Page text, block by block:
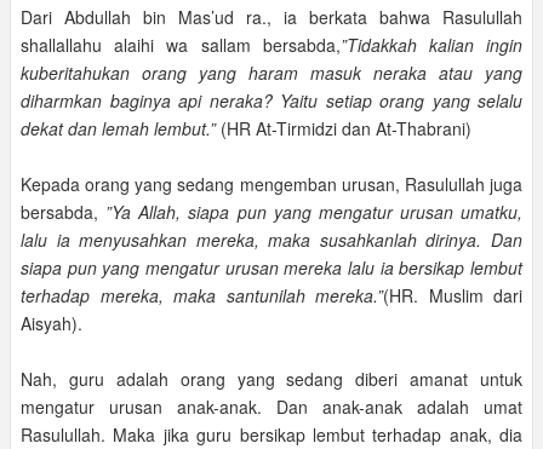
Dari Abdullah bin Mas’ud ra., ia berkata bahwa Rasulullah
shallallahu alaihi wa sallam bersabda,”Tidakkah kalian ingin
kuberitahukan orang yang haram masuk neraka atau yang
diharmkan baginya api neraka? Yaitu setiap orang yang selalu
dekat dan lemah lembut.”(HR At-Tirmidzi dan At-Thabrani)
Kepada orang yang sedang mengemban urusan, Rasulullah juga
bersabda, ”Ya Allah, siapa pun yang mengatur urusan umatku,
lalu ia menyusahkan mereka, maka susahkanlah dirinya. Dan
siapa pun yang mengatur urusan mereka lalu ia bersikap lembut
terhadap mereka, maka santunilah mereka.”(HR. Muslim dari
Aisyah).
Nah, guru adalah orang yang sedang diberi amanat untuk
mengatur urusan anak-anak. Dan anak-anak adalah umat
Rasulullah. Maka jika guru bersikap lembut terhadap anak, dia